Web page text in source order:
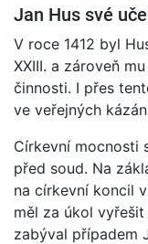
Jan Hus své
V roce 1412 byl
XXIII. a zároveň
činnosti. I přes
ve veřejných
Církevní mocnosti
před soud. Na
na církevní koncil
měl za úkol
zabýval případem